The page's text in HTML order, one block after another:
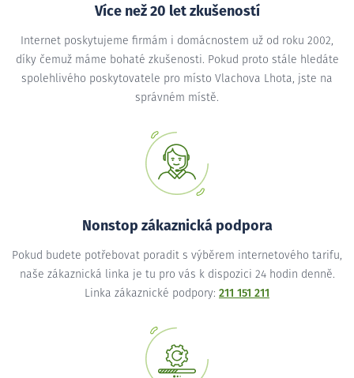
Více než 20 let zkušeností
Internet poskytujeme firmám i domácnostem už od roku 2002,
díky čemuž máme bohaté zkušenosti. Pokud proto stále hledáte
spolehlivého poskytovatele pro místo Vlachova Lhota, jste na
správném místě.
Nonstop zákaznická podpora
Pokud budete potřebovat poradit s výběrem internetového tarifu,
naše zákaznická linka je tu pro vás k dispozici 24 hodin denně.
Linka zákaznické podpory: 211 151 211